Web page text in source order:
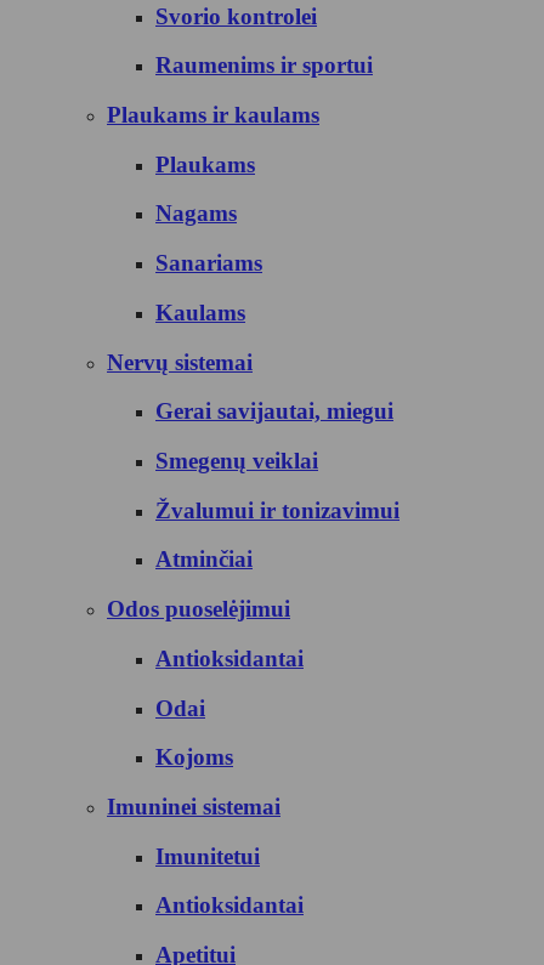
Svorio kontrolei
Raumenims ir sportui
Plaukams ir kaulams
Plaukams
Nagams
Sanariams
Kaulams
Nervų sistemai
Gerai savijautai, miegui
Smegenų veiklai
Žvalumui ir tonizavimui
Atminčiai
Odos puoselėjimui
Antioksidantai
Odai
Kojoms
Imuninei sistemai
Imunitetui
Antioksidantai
Apetitui